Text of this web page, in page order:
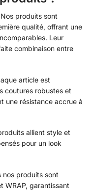
produits sont
qualité, offrant une
Leur
combinaison entre
article est
coutures robustes et
une résistance accrue à
allient style et
pour un look
nos produits sont
WRAP, garantissant